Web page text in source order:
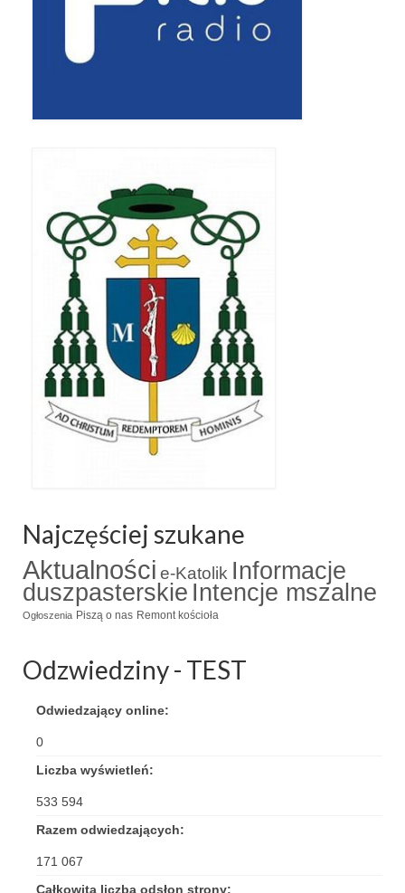
Najczęściej szukane
Aktualności e-Katolik Informacje
duszpasterskie Intencje mszalne
Ogłoszenia Piszą o nas Remont kościoła
Odzwiedziny - TEST
Odwiedzający online:
0
Liczba wyświetleń:
533 594
Razem odwiedzających:
171 067
Całkowita liczba odsłon strony: